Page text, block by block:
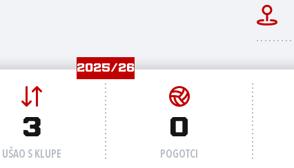
2025/26
3
UŠAO S KLUPE
0
POGOTCI